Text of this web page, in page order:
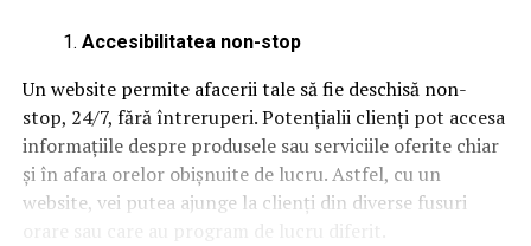
Accesibilitatea non-stop
Un website permite afacerii tale să fie deschisă non-
stop, 24/7, fără întreruperi. Potențialii clienți pot accesa
informațiile despre produsele sau serviciile oferite chiar
și în afara orelor obișnuite de lucru. Astfel, cu un
website, vei putea ajunge la clienți din diverse fusuri